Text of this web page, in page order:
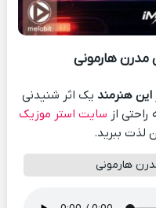
مدرن هارمونی
این هنرمند یک اثر شنیدنی
از سایت استر موزیک
لذت ببرید.
هارمونی